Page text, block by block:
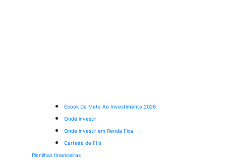
Ebook Da Meta Ao Investimento 2026
Onde investir
Onde investir em Renda Fixa
Carteira de FIIs
Planilhas financeiras